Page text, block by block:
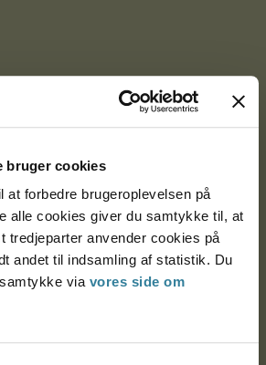
bruger cookies
at forbedre brugeroplevelsen på
alle cookies giver du samtykke til, at
tredjeparter anvender cookies på
andet til indsamling af statistik. Du
via vores side om
21